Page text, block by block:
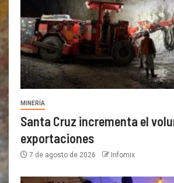
MINERÍA
Santa Cruz incrementa el
exportaciones
7 de agosto de 2026 Infomix